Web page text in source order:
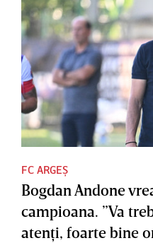
FC ARGEȘ
Bogdan Andone
campioana. ”Va
atenţi, foarte bine